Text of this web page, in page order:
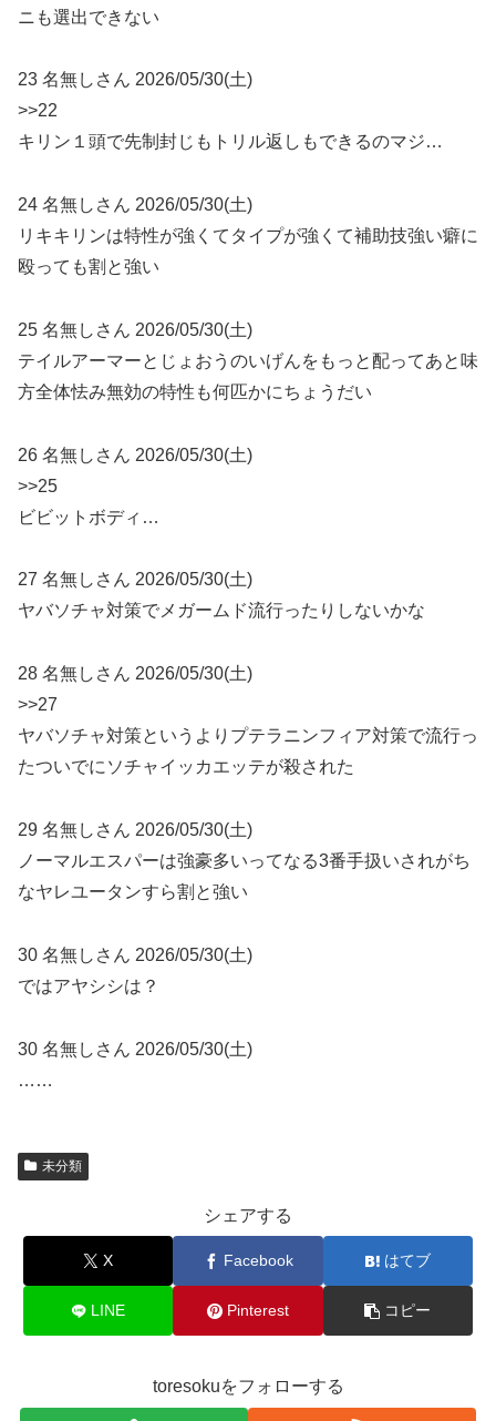
ニも選出できない
23 名無しさん 2026/05/30(土)
>>22
キリン１頭で先制封じもトリル返しもできるのマジ…
24 名無しさん 2026/05/30(土)
リキキリンは特性が強くてタイプが強くて補助技強い癖に
殴っても割と強い
25 名無しさん 2026/05/30(土)
テイルアーマーとじょおうのいげんをもっと配ってあと味
方全体怯み無効の特性も何匹かにちょうだい
26 名無しさん 2026/05/30(土)
>>25
ビビットボディ…
27 名無しさん 2026/05/30(土)
ヤバソチャ対策でメガームド流行ったりしないかな
28 名無しさん 2026/05/30(土)
>>27
ヤバソチャ対策というよりプテラニンフィア対策で流行っ
たついでにソチャイッカエッテが殺された
29 名無しさん 2026/05/30(土)
ノーマルエスパーは強豪多いってなる3番手扱いされがち
なヤレユータンすら割と強い
30 名無しさん 2026/05/30(土)
ではアヤシシは？
30 名無しさん 2026/05/30(土)
……
未分類
シェアする
X Facebook はてブ
LINE Pinterest コピー
toresokuをフォローする